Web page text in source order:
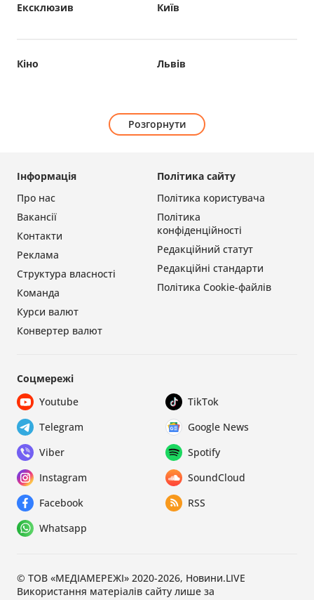
Ексклюзив Київ
Кіно Львів
Розгорнути
Політика сайту
Політика користувача
Політика
конфіденційності
Редакційний статут
Редакційні стандарти
Політика Cookie-файлів
Інформація
Про нас
Вакансії
Контакти
Реклама
Структура власності
Команда
Курси валют
Конвертер валют
Соцмережі
Youtube
TikTok
Telegram
Google News
Viber
Spotify
Instagram
SoundCloud
Facebook
RSS
Whatsapp
© ТОВ «МЕДІАМЕРЕЖІ» 2020-2026, Новини.LIVE
Використання матеріалів сайту лише за